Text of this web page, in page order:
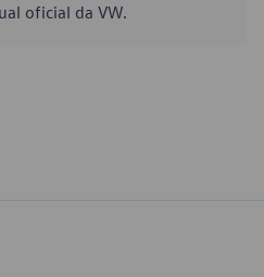
oficial da VW.